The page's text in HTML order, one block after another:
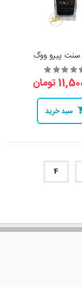
سنت پیرو ووگ
تومان
سبد خرید
4